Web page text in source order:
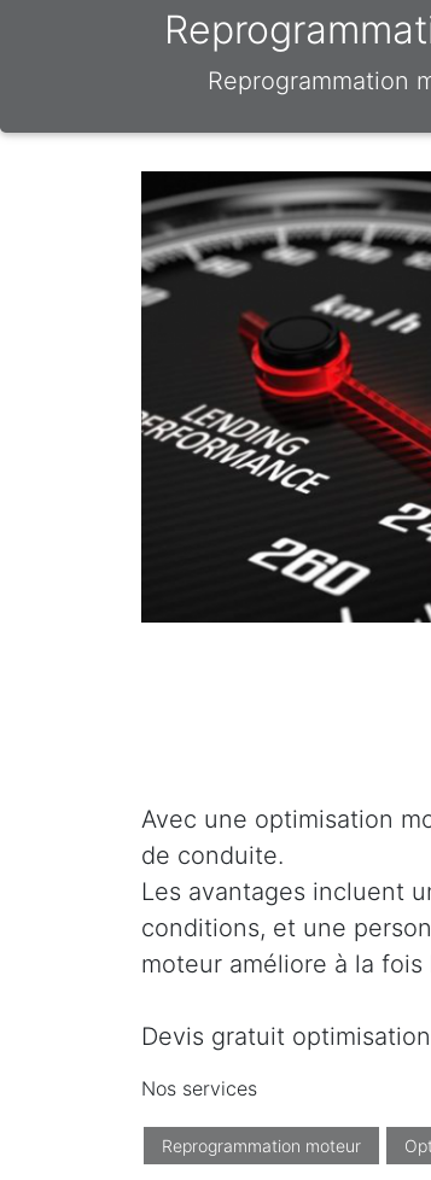
Reprogrammation
Avec une optimisation
de conduite.
Les avantages incluent
conditions, et une
moteur améliore à la
Devis gratuit
Nos services
Reprogrammation moteur